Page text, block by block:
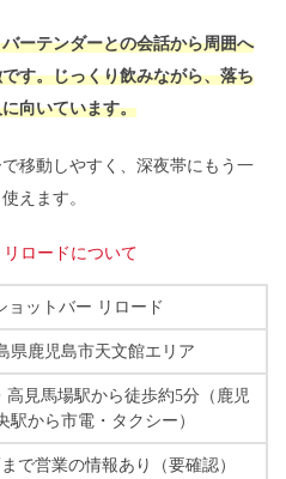
ーテンダーとの会話から周囲へ
す。じっくり飲みながら、落ち
向いています。
移動しやすく、深夜帯にもう一
えます。
ロードについて
ョットバー リロード
県鹿児島市天文館エリア
高見馬場駅から徒歩約5分（鹿児
駅から市電・タクシー）
で営業の情報あり（要確認）